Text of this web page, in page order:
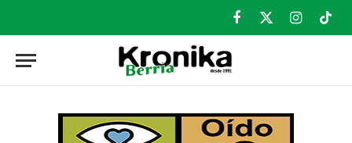
Facebook
X
Instagram